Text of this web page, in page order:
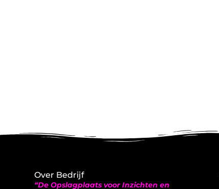
Over Bedrijf
“De Opslagplaats voor Inzichten en